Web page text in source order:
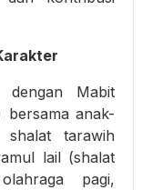
dengan Mabit
bersama anak-
shalat tarawih
lail (shalat
pagi,